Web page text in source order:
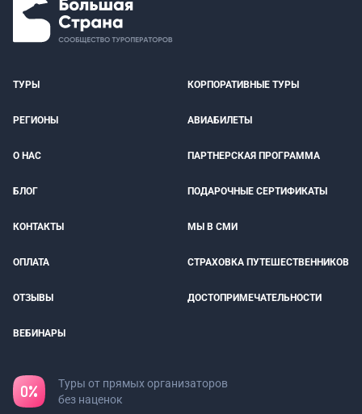
ТУРЫ КОРПОРАТИВНЫЕ ТУРЫ
РЕГИОНЫ АВИАБИЛЕТЫ
О НАС ПАРТНЕРСКАЯ ПРОГРАММА
БЛОГ ПОДАРОЧНЫЕ СЕРТИФИКАТЫ
КОНТАКТЫ МЫ В СМИ
ОПЛАТА СТРАХОВКА ПУТЕШЕСТВЕННИКОВ
ОТЗЫВЫ ДОСТОПРИМЕЧАТЕЛЬНОСТИ
ВЕБИНАРЫ
Туры от прямых организаторов
без наценок